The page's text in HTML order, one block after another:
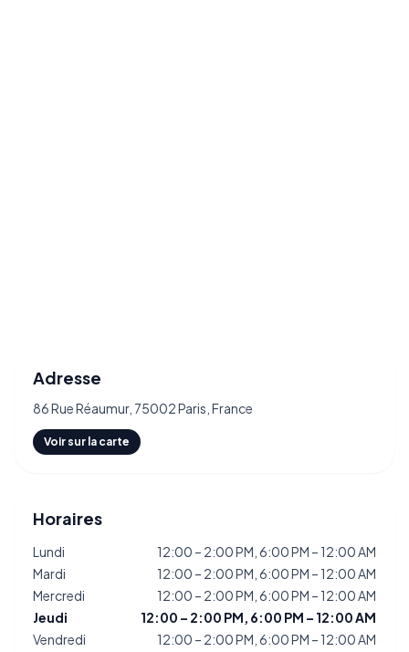
Adresse
86 Rue Réaumur, 75002 Paris, France
Voir sur la carte
Horaires
Lundi
12:00 – 2:00 PM, 6:00 PM – 12:00 AM
Mardi
12:00 – 2:00 PM, 6:00 PM – 12:00 AM
Mercredi
12:00 – 2:00 PM, 6:00 PM – 12:00 AM
Jeudi
12:00 – 2:00 PM, 6:00 PM – 12:00 AM
Vendredi
12:00 – 2:00 PM, 6:00 PM – 12:00 AM